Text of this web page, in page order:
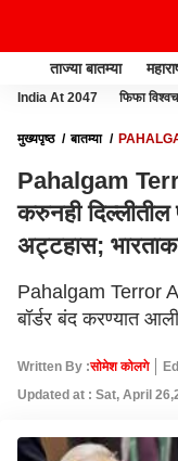
ताज्या बातम्या
India At 2047 फिफा
मुख्यपृष्ठ बातम्या
Pahalgam
करुनही दिल्लीतील
अट्टहास;
Pahalgam Terror
बॉर्डर बंद करण्यात
Written By :सोमेश कोलगे
Updated at : Sat, April